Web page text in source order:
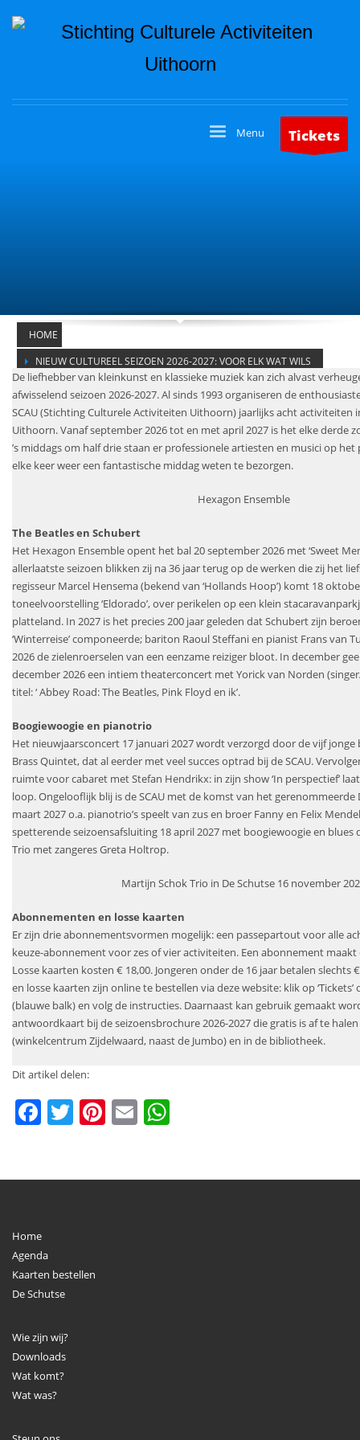
Tickets
HOME
NIEUW CULTUREEL SEIZOEN 2026-2027: VOOR ELK WAT WILS
De liefhebber van kleinkunst en klassieke muziek kan zich alvast
afwisselend seizoen 2026-2027. Al sinds 1993 organiseren de
SCAU (Stichting Culturele Activiteiten Uithoorn) jaarlijks acht activiteiten
Uithoorn. Vanaf september 2026 tot en met april 2027 is het elke derde
’s middags om half drie staan er professionele artiesten en musici op
elke keer weer een fantastische middag weten te bezorgen.
Hexagon Ensemble
The Beatles en Schubert
Het Hexagon Ensemble opent het bal 20 september 2026 met ‘Sweet
allerlaatste seizoen blikken zij na 36 jaar terug op de werken die zij het
regisseur Marcel Hensema (bekend van ‘Hollands Hoop’) komt 18
toneelvoorstelling ‘Eldorado’, over perikelen op een klein
platteland. In 2027 is het precies 200 jaar geleden dat Schubert zijn
‘Winterreise’ componeerde; bariton Raoul Steffani en pianist Frans van
2026 de zielenroerselen van een eenzame reiziger bloot. In december
december 2026 een intiem theaterconcert met Yorick van Norden
titel: ‘ Abbey Road: The Beatles, Pink Floyd en ik’.
Boogiewoogie en pianotrio
Het nieuwjaarsconcert 17 januari 2027 wordt verzorgd door de vijf jonge
Brass Quintet, dat al eerder met veel succes optrad bij de SCAU.
ruimte voor cabaret met Stefan Hendrikx: in zijn show ‘In perspectief’
loop. Ongelooflijk blij is de SCAU met de komst van het gerenommeerde
maart 2027 o.a. pianotrio’s speelt van zus en broer Fanny en Felix
spetterende seizoensafsluiting 18 april 2027 met boogiewoogie en
Trio met zangeres Greta Holtrop.
Martijn Schok Trio in De Schutse 16 november
Abonnementen en losse kaarten
Er zijn drie abonnementsvormen mogelijk: een passepartout voor alle
keuze-abonnement voor zes of vier activiteiten. Een abonnement maakt
Losse kaarten kosten € 18,00. Jongeren onder de 16 jaar betalen slechts
en losse kaarten zijn online te bestellen via deze website: klik op ‘Tickets’
(blauwe balk) en volg de instructies. Daarnaast kan gebruik gemaakt
antwoordkaart bij de seizoensbrochure 2026-2027 die gratis is af te
(winkelcentrum Zijdelwaard, naast de Jumbo) en in de bibliotheek.
Dit artikel delen:
Facebook
Twitter
Pinterest
Email
Home
Agenda
Kaarten bestellen
De Schutse
Wie zijn wij?
Downloads
Wat komt?
Wat was?